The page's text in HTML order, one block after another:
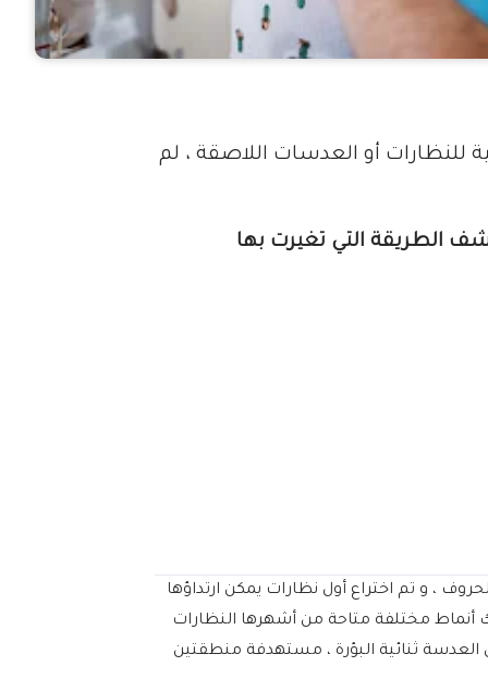
أو العدسات اللاصقة ، لم
الطريقة التي تغيرت بها
الحروف ، و تم اختراع أول نظارات يمكن ارتداؤها
هناك أنماط مختلفة متاحة من أشهرها النظارات
العدسة ثنائية البؤرة ، مستهدفة منطقتين